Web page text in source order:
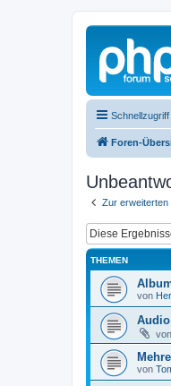
Schnellzugriff
Foren-
Zur erweiterten
THEMEN
von
von
von